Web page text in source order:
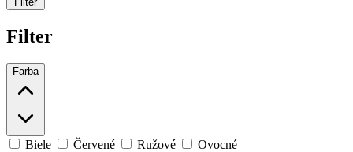
Filter
Farba
Biele Červené Ružové Ovocné